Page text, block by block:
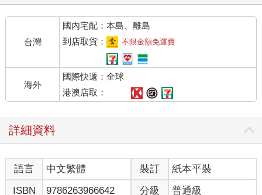
但我卻，找不到更好的方法。
這就好像購買商品之前要先閱讀產品說明書，作者也應該有作者
說明書，不然讀者怎麼知道你為啥要寫出這些文字呢？我為何要
買你的書？借位思考後，也感覺有道理，所以決定在書中序後來
個自介，以便接下來閱讀時，讀者能接受幾個事實。
這作者文章有些偏激，是的。
你所有的感覺都是真的，但投射在他人身上，不見得是對的。
關於我，作家這條路
謝雪文，一九八一年出生，出生桃園龍潭客庄，父母皆為客家
台灣
國內宅配：本島、離島
到店取貨：
不限金額免運費
海外
國際快遞：全球
港澳店取：
詳細資料
語言 中文繁體 裝訂
紙本平裝
ISBN
9786263966642 分級 普通級